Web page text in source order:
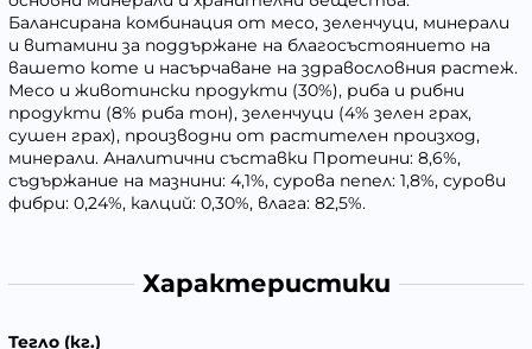
Балансирана комбинация от месо, зеленчуци, минерали
и витамини за поддържане на благосъстоянието на
вашето коте и насърчаване на здравословния растеж.
Месо и животински продукти (30%), риба и рибни
продукти (8% риба тон), зеленчуци (4% зелен грах,
сушен грах), производни от растителен произход,
минерали. Аналитични съставки Протеини: 8,6%,
съдържание на мазнини: 4,1%, сурова пепел: 1,8%, сурови
фибри: 0,24%, калций: 0,30%, влага: 82,5%.
Характеристики
Тегло (кг.)